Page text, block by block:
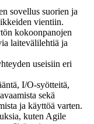
sovellus suorien ja
vientiin.
kokoonpanojen
laitevälilehtiä ja
useisiin eri
I/O-syötteitä,
sekä
ja käyttöä varten.
kuten Agile